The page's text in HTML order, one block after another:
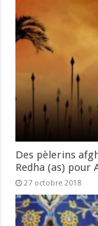
Des pèlerins
Redha (as) pour
27 octobre 2018